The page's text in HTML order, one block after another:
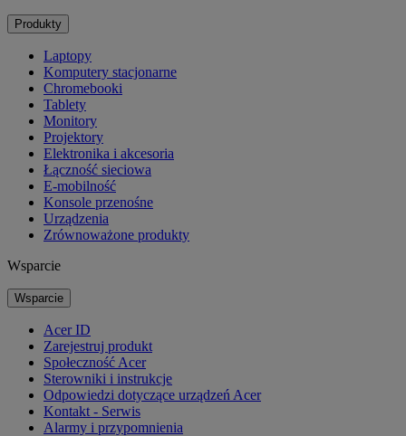
Produkty
Laptopy
Komputery stacjonarne
Chromebooki
Tablety
Monitory
Projektory
Elektronika i akcesoria
Łączność sieciowa
E-mobilność
Konsole przenośne
Urządzenia
Zrównoważone produkty
Wsparcie
Wsparcie
Acer ID
Zarejestruj produkt
Społeczność Acer
Sterowniki i instrukcje
Odpowiedzi dotyczące urządzeń Acer
Kontakt - Serwis
Alarmy i przypomnienia